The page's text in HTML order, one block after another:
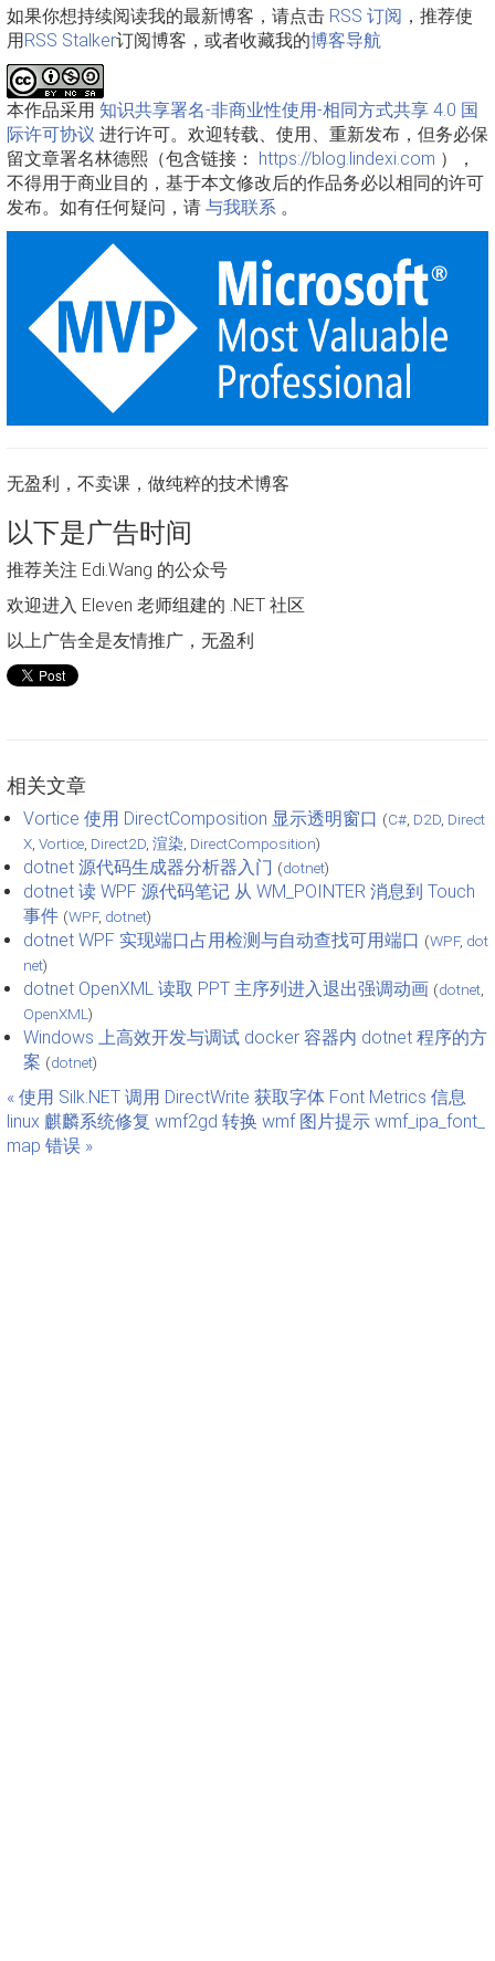
如果你想持续阅读我的最新博客，请点击 RSS 订阅 ，推荐使
用RSS Stalker订阅博客，或者收藏我的博客导航
本作品采用 知识共享署名-非商业性使用-相同方式共享 4.0 国
际许可协议 进行许可。欢迎转载、使用、重新发布，但务必保
留文章署名林德熙（包含链接： https://blog.lindexi.com ），
不得用于商业目的，基于本文修改后的作品务必以相同的许可
发布。如有任何疑问，请 与我联系 。
无盈利，不卖课，做纯粹的技术博客
以下是广告时间
推荐关注 Edi.Wang 的公众号
欢迎进入 Eleven 老师组建的 .NET 社区
以上广告全是友情推广，无盈利
相关文章
Vortice 使用 DirectComposition 显示透明窗口 (C# D2D Direct
X Vortice Direct2D 渲染 DirectComposition)
dotnet 源代码生成器分析器入门 (dotnet)
dotnet 读 WPF 源代码笔记 从 WM_POINTER 消息到 Touch
事件 (WPF, dotnet)
dotnet WPF 实现端口占用检测与自动查找可用端口 (WPF, dot
net)
dotnet OpenXML 读取 PPT 主序列进入退出强调动画 (dotnet
OpenXML )
Windows 上高效开发与调试 docker 容器内 dotnet 程序的方
案 (dotnet)
« 使用 Silk.NET 调用 DirectWrite 获取字体 Font Metrics 信息
linux 麒麟系统修复 wmf2gd 转换 wmf 图片提示 wmf_ipa_font_
map 错误 »